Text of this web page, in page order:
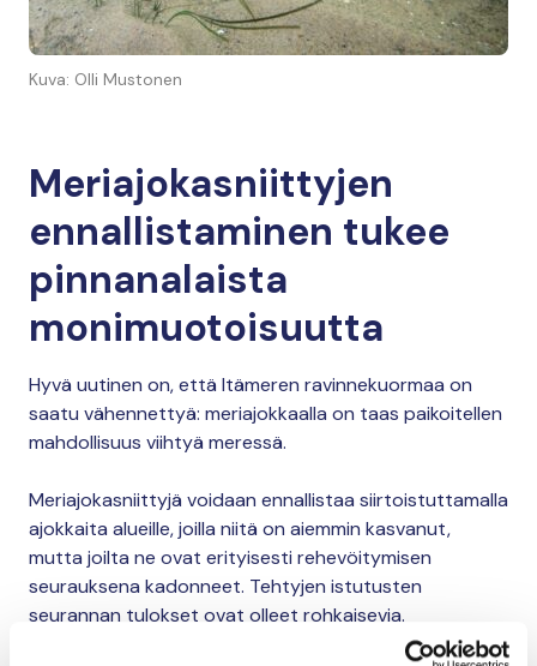
Kuva: Olli Mustonen
Meriajokasniittyjen
ennallistaminen tukee
pinnanalaista
monimuotoisuutta
Hyvä uutinen on, että Itämeren ravinnekuormaa on
saatu vähennettyä: meriajokkaalla on taas paikoitellen
mahdollisuus viihtyä meressä.
Meriajokasniittyjä voidaan ennallistaa siirtoistuttamalla
ajokkaita alueille, joilla niitä on aiemmin kasvanut,
mutta joilta ne ovat erityisesti rehevöitymisen
seurauksena kadonneet. Tehtyjen istutusten
seurannan tulokset ovat olleet rohkaisevia.